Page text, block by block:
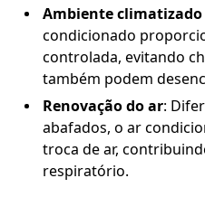
Ambiente climatizado
condicionado
controlada, evitando
também podem
Renovação do ar:
abafados, o ar
troca de ar,
respiratório.